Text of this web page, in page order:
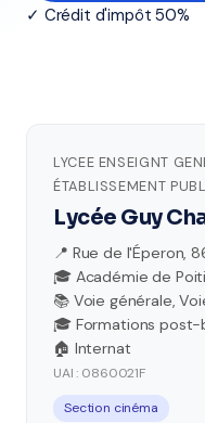
✓ Crédit d'impôt 50%
LYCEE ENSEIGNT
ÉTABLISSEMENT
Lycée Guy
📍 Rue de l'Éperon,
🎓 Académie de
📚 Voie générale,
🎓 Formations post-
🏠 Internat
UAI : 0860021F
Section cinéma